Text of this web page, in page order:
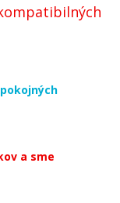
a sme